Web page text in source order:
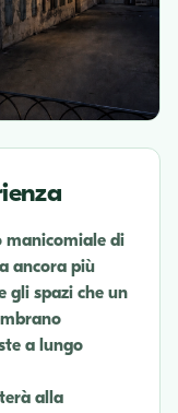
manicomiale di
ancora più
gli spazi che un
a lungo
alla